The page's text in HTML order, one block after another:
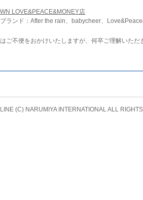
LOVE&PEACE&MONEY店
ランド：After the rain、babycheer、
ご不便をおかけいたしますが、何卒ご理解いただ